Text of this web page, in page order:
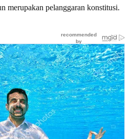
merupakan pelanggaran konstitusi.